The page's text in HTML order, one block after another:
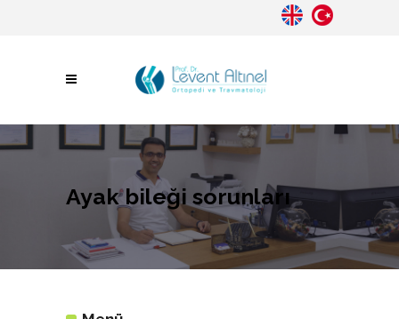
Ayak bileği sorunları